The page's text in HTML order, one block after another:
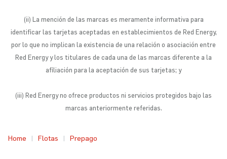
(ii) La mención de las marcas es meramente informativa para
identificar las tarjetas aceptadas en establecimientos de Red Energy,
por lo que no implican la existencia de una relación o asociación entre
Red Energy y los titulares de cada una de las marcas diferente a la
afiliación para la aceptación de sus tarjetas; y
(iii) Red Energy no ofrece productos ni servicios protegidos bajo las
marcas anteriormente referidas.
Home Flotas Prepago